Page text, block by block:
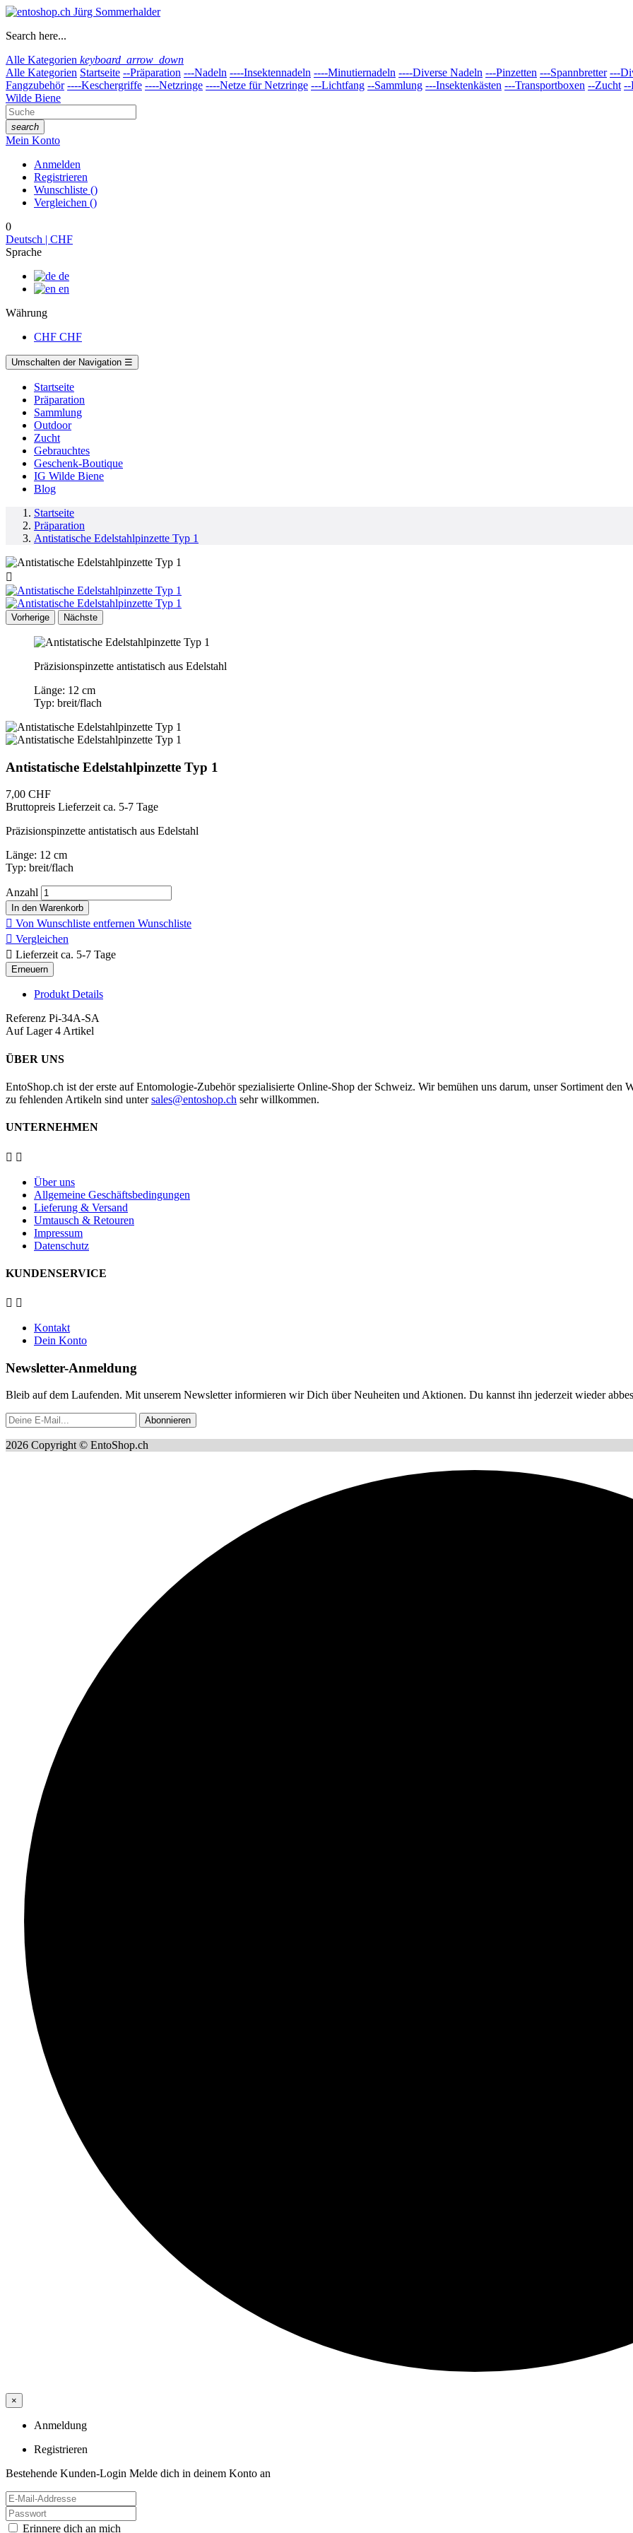
Search here...
Alle Kategorien keyboard_arrow_down
Alle Kategorien Startseite --Präparation ---Nadeln ----Insektennadeln ----Minutiernadeln ----Diverse Nadeln ---Pinzetten ---Spannbretter ---
Fangzubehör ----Keschergriffe ----Netzringe ----Netze für Netzringe ---Lichtfang --Sammlung ---Insektenkästen ---Transportboxen --Zucht --
Wilde Biene
search
Mein Konto
Anmelden
Registrieren
Wunschliste ()
Vergleichen ()
0
Deutsch | CHF
Sprache
de
en
Währung
CHF CHF
Umschalten der Navigation ☰
Startseite
Präparation
Sammlung
Outdoor
Zucht
Gebrauchtes
Geschenk-Boutique
IG Wilde Biene
Blog
Startseite
Präparation
Antistatische Edelstahlpinzette Typ 1

Vorherige Nächste
Präzisionspinzette antistatisch aus Edelstahl
Länge: 12 cm
Typ: breit/flach
Antistatische Edelstahlpinzette Typ 1
7,00 CHF
Bruttopreis Lieferzeit ca. 5-7 Tage
Präzisionspinzette antistatisch aus Edelstahl
Länge: 12 cm
Typ: breit/flach
Anzahl
In den Warenkorb
 Von Wunschliste entfernen Wunschliste
 Vergleichen
 Lieferzeit ca. 5-7 Tage
Produkt Details
Referenz Pi-34A-SA
Auf Lager 4 Artikel
ÜBER UNS
EntoShop.ch ist der erste auf Entomologie-Zubehör spezialisierte Online-Shop der Schweiz. Wir bemühen uns darum, unser Sortiment den
zu fehlenden Artikeln sind untersales@entoshop.ch sehr willkommen.
UNTERNEHMEN
 
Über uns
Allgemeine Geschäftsbedingungen
Lieferung & Versand
Umtausch & Retouren
Impressum
Datenschutz
KUNDENSERVICE
 
Kontakt
Dein Konto
Newsletter-Anmeldung
Bleib auf dem Laufenden. Mit unserem Newsletter informieren wir Dich über Neuheiten und Aktionen. Du kannst ihn jederzeit wieder
Abonnieren
2026 Copyright © EntoShop.ch
×
Anmeldung
Registrieren
Bestehende Kunden-Login Melde dich in deinem Konto an
Erinnere dich an mich